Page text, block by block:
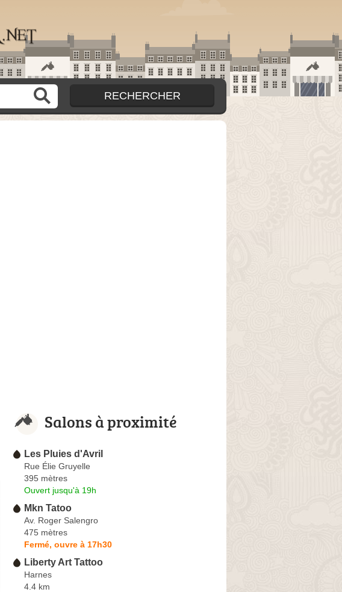
Salons à proximité
Les Pluies d'Avril
Rue Élie Gruyelle
395 mètres
Ouvert jusqu'à 19h
Mkn Tatoo
Av. Roger Salengro
475 mètres
Fermé, ouvre à 17h30
Liberty Art Tattoo
Harnes
4.4 km